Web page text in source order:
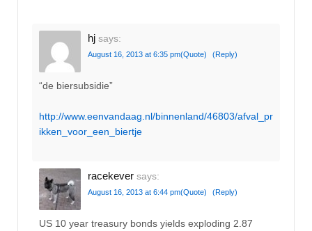
hj says:
August 16, 2013 at 6:35 pm(Quote) (Reply)
“de biersubsidie”
http://www.eenvandaag.nl/binnenland/46803/afval_pr
ikken_voor_een_biertje
racekever says:
August 16, 2013 at 6:44 pm(Quote) (Reply)
US 10 year treasury bonds yields exploding 2.87